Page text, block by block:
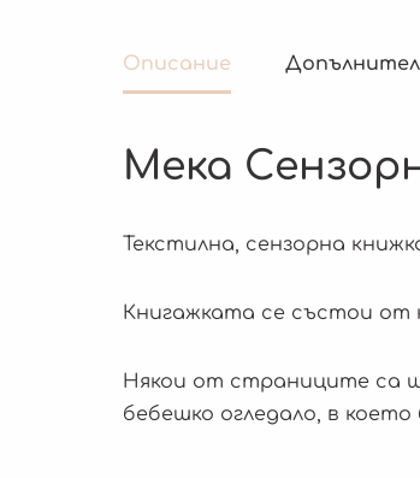
Описание
Мека
Текстилна, сензорна
Книгажката се състои от
Някои от страниците са
бебешко огледало, в